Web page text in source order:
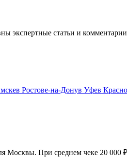
экспертные статьи и
в Ростове-на-Донув Уфев
Москвы. При среднем чеке 20 000 ₽